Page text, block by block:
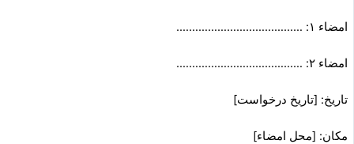
امضاء ۱: ………………………………….
امضاء ۲: ………………………………….
تاریخ: [تاریخ درخواست]
مکان: [محل امضاء]